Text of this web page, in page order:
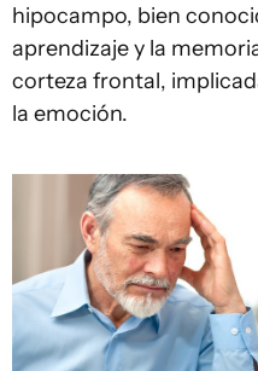
hipocampo, bien
aprendizaje y la
corteza frontal,
la emoción.